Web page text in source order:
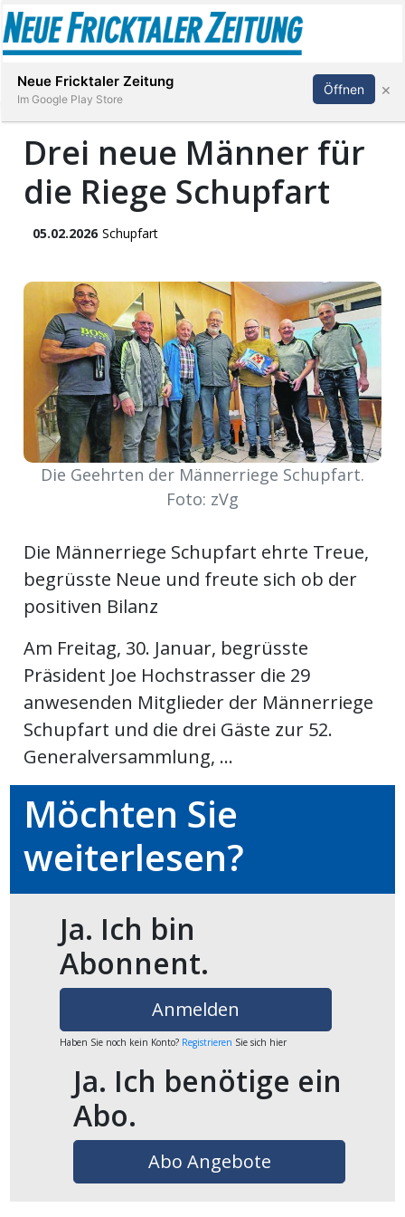
Stellen
Paper
App
Abonnieren Anmelden
Drei neue Männer für
die Riege Schupfart
05.02.2026 Schupfart
Die Geehrten der Männerriege Schupfart.
Foto: zVg
Die Männerriege Schupfart ehrte Treue,
begrüsste Neue und freute sich ob der
positiven Bilanz
Am Freitag, 30. Januar, begrüsste
Präsident Joe Hochstrasser die 29
anwesenden Mitglieder der Männerriege
Schupfart und die drei Gäste zur 52.
Generalversammlung, ...
Möchten Sie
weiterlesen?
Ja. Ich bin
Abonnent.
Anmelden
Haben Sie noch kein Konto? Registrieren Sie sich hier
Ja. Ich benötige ein
Abo.
Abo Angebote
Neue Fricktaler Zeitung
Im Google Play Store
Öffnen ×